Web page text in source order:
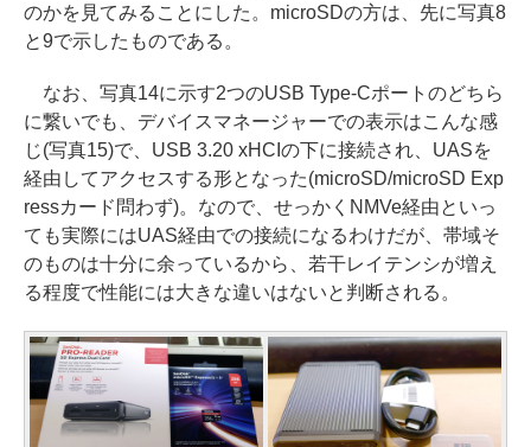
のかを見てみることにした。microSDの方は、先に写真8
と9で示したものである。
なお、写真14に示す2つのUSB Type-Cポートのどちら
に繋いでも、デバイスマネージャーでの表示はこんな感
じ(写真15)で、USB 3.20 xHCIの下に接続され、UASを
経由してアクセスする形となった(microSD/microSD Exp
ressカード問わず)。なので、せっかくNMVe経由といっ
ても実際にはUAS経由での接続になるわけだが、帯域そ
のものは十分に余っているから、若干レイテンシが増え
る程度で性能には大きな違いはないと判断される。